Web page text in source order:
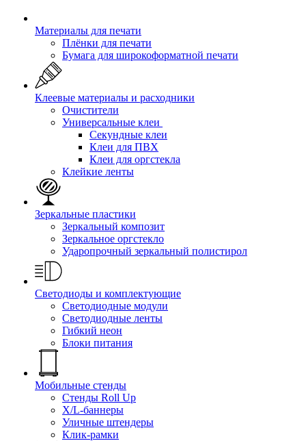
Материалы для печати
Плёнки для печати
Бумага для широкоформатной печати
Клеевые материалы и расходники
Очистители
Универсальные клеи
Секундные клеи
Клеи для ПВХ
Клеи для оргстекла
Клейкие ленты
Зеркальные пластики
Зеркальный композит
Зеркальное оргстекло
Ударопрочный зеркальный полистирол
Светодиоды и комплектующие
Светодиодные модули
Светодиодные ленты
Гибкий неон
Блоки питания
Мобильные стенды
Стенды Roll Up
X/L-баннеры
Уличные штендеры
Клик-рамки